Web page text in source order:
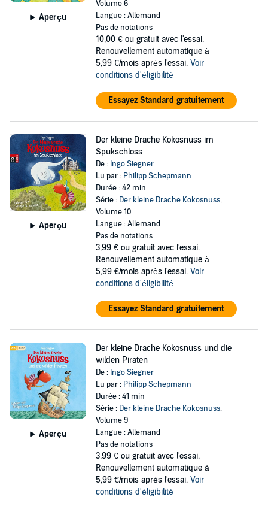
Aperçu
Volume 6
Langue : Allemand
Pas de notations
10,00 € ou gratuit avec l'essai.
Renouvellement automatique à
5,99 €/mois après l'essai. Voir
conditions d'éligibilité
Essayez Standard gratuitement
Aperçu
Der kleine Drache Kokosnuss im
Spukschloss
De : Ingo Siegner
Lu par : Philipp Schepmann
Durée : 42 min
Série : Der kleine Drache Kokosnuss,
Volume 10
Langue : Allemand
Pas de notations
3,99 € ou gratuit avec l'essai.
Renouvellement automatique à
5,99 €/mois après l'essai. Voir
conditions d'éligibilité
Essayez Standard gratuitement
Aperçu
Der kleine Drache Kokosnuss und die
wilden Piraten
De : Ingo Siegner
Lu par : Philipp Schepmann
Durée : 41 min
Série : Der kleine Drache Kokosnuss,
Volume 9
Langue : Allemand
Pas de notations
3,99 € ou gratuit avec l'essai.
Renouvellement automatique à
5,99 €/mois après l'essai. Voir
conditions d'éligibilité